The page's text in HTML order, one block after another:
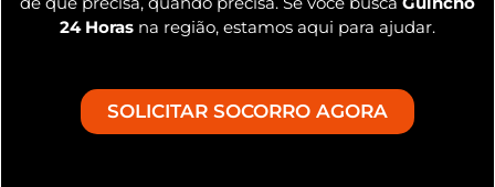
24 Horas na região, estamos aqui para ajudar.
SOLICITAR SOCORRO AGORA